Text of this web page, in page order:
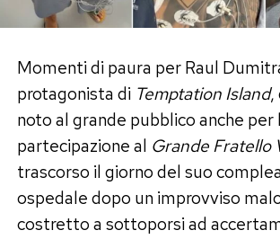
avrebbero provato a ricucire per
continuare avrebbe significato
errori. Ora, assicura lei, tra loro non
contatto.
Un anno senza
«Dovevo elaborare il
Momenti di paura per Raul
protagonista di Temptation Island,
noto al grande pubblico anche per
partecipazione al Grande Fratello
trascorso il giorno del suo
ospedale dopo un improvviso
costretto a sottoporsi ad